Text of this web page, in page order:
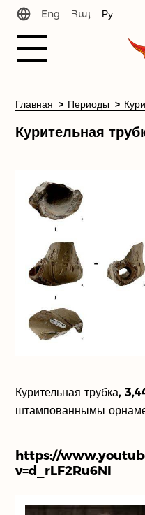
Eng Հայ Ру
История
Новости
Периоды
Библиотека
Наша команда
Связь с нами
Наши партнеры
Деятельность
Главная Периоды
Курительная
Курительная трубка,
штампованнымы
https://
v=d_rLF2Ru6NI